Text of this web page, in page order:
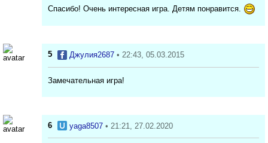
Спасибо! Очень интересная игра. Детям понравится.
5 Джулия2687 • 22:43, 05.03.2015
Замечательная игра!
6 yaga8507 • 21:21, 27.02.2020